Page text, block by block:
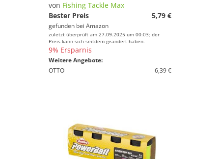
von Fishing Tackle Max
Bester Preis
5,79 €
gefunden bei Amazon
zuletzt überprüft am 27.09.2025 um 00:03; der
Preis kann sich seitdem geändert haben.
9% Ersparnis
Weitere Angebote:
OTTO
6,39 €